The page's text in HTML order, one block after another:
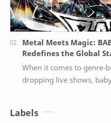
Metal Meets Magic:
Redefines the Global
When it comes to genre-
dropping live shows, babymetal continues
Labels